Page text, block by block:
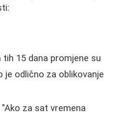
tih 15 dana promjene su
je odlično za oblikovanje
"Ako za sat vremena